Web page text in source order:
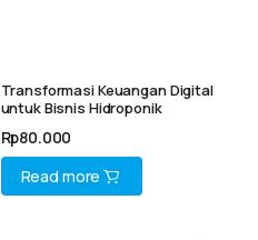
Transformasi Keuangan Digital
untuk Bisnis Hidroponik
Rp80.000
Read more